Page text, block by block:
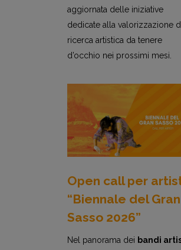
aggiornata delle iniziative
dedicate alla valorizzazione
ricerca artistica da tenere
d’occhio nei prossimi mesi.
Open call per
“Biennale del Gran
Sasso 2026”
Nel panorama dei bandi